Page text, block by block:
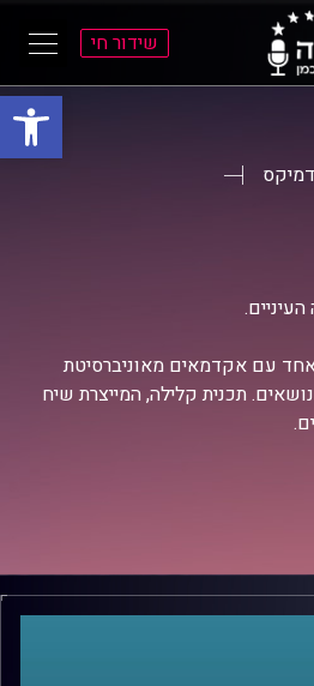
פתח
שידור חי
עם אקדמאים מאוניברסיטת
תכנית קלילה, המייצרת שיח